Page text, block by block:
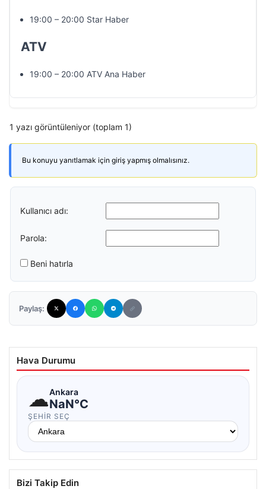
19:00 – 20:00 Star Haber
ATV
19:00 – 20:00 ATV Ana Haber
1 yazı görüntüleniyor (toplam 1)
Bu konuyu yanıtlamak için giriş yapmış olmalısınız.
Kullanıcı adı:
Parola:
Beni hatırla
Paylaş:
Hava Durumu
☁Ankara
NaN°C
ŞEHIR SEÇ
Bizi Takip Edin